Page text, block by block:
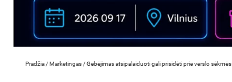
Pradžia /Marketingas /Gebėjimas atsipalaiduoti gali prisidėti prie verslo sėkmės